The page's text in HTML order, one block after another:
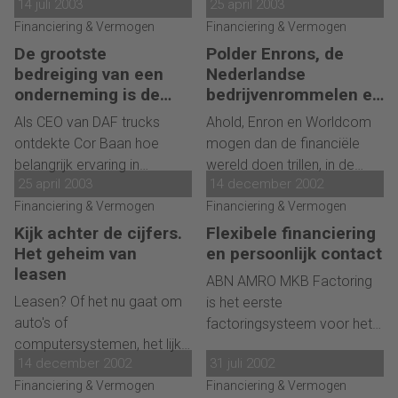
houding en aanpak aan.
ontwikkeling. Het uitbreken
van een crisis is zelden het
gevolg van abrupte
veranderingen; meestal
ontstaat plotseling inzicht
dat er sprake is van een
kritieke situatie. Hoe wordt
een crisis beheersbaar? Een
stapsgewijs overzicht.
aanleg gezonde
onderneming sneuvelt. Door
cashflow forecasting een
prominente plaats te geven
in het beheer van
liquiditeiten, kan zo'n
voortijdig einde worden
voorkomen.
14 juli 2003
Financiering & Vermogen
De grootste
bedreiging van een
onderneming is de
Raad van Bestuur
Als CEO van DAF trucks
ontdekte Cor Baan hoe
belangrijk ervaring in
herstructurering is. Daarom
bepleit hij de aanwezigheid
van een deskundige in
iedere Raad van
Commissarissen. 'Nu
herstructureren een continue
activiteit is geworden, moet
zulke expertise direct ter
beschikking staan van de
onderneming.'
25 april 2003
Financiering & Vermogen
Polder Enrons, de
Nederlandse
bedrijvenrommelen er
ook op los
Ahold, Enron en Worldcom
mogen dan de financiële
wereld doen trillen, in de
polder rommelen de
Nederlandse bedrijven er
ook op los. Maar omdat ze
zo weinig schade aanrichten
nauwelijks opgemerkt.
25 april 2003
Financiering & Vermogen
Kijk achter de cijfers.
Het geheim van
leasen
Leasen? Of het nu gaat om
auto's of
computersystemen, het lijkt
op het eerste gezicht een
fluitje van een cent. Even bij
14 december 2002
Financiering & Vermogen
Flexibele financiering
en persoonlijk contact
ABN AMRO MKB Factoring
is het eerste
factoringsysteem voor het
kleinbedrijf, dat geheel
elektronisch werkt. Een
14 december 2002
Financiering & Vermogen
31 juli 2002
Financiering & Vermogen